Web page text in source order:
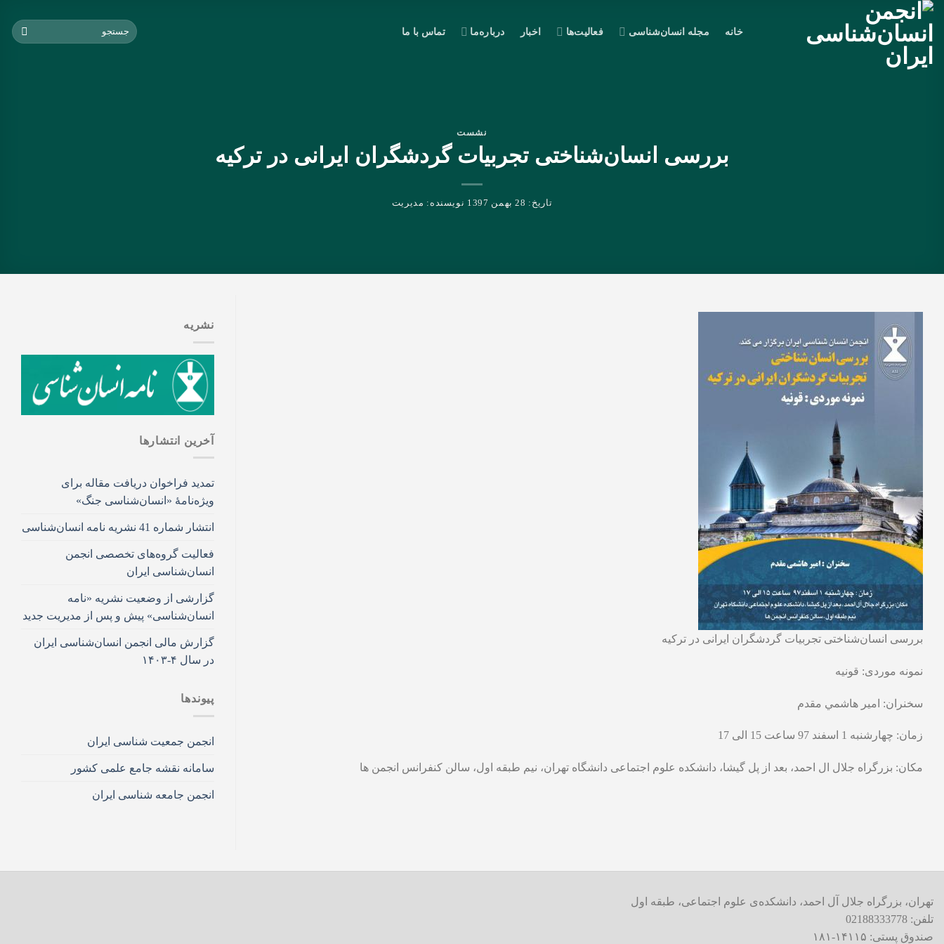
Skip
content
خانه مجله انسان‌شناسی فعالیت‌ها اخبار درباره‌ما تماس با ما
نشست
بررسی انسان‌شناختی تجربیات گردشگران ایرانی در ترکیه
تاریخ: 28 بهمن 1397 نویسنده: مدیریت
بررسی انسان‌شناختی تجربیات گردشگران ایرانی در ترکیه
نمونه موردی: قونیه
سخنران: امير هاشمي مقدم
زمان: چهارشنبه 1 اسفند 97 ساعت 15 الی 17
مکان: بزرگراه جلال ال احمد، بعد از پل گیشا، دانشکده علوم اجتماعی دانشگاه تهران، نیم طبقه اول، سالن کنفرانس انجمن ها
نشریه
آخرین انتشار‌ها
تمدید فراخوان دریافت مقاله برای
ویژه‌نامۀ «انسان‌شناسی جنگ»
انتشار شماره 41 نشریه نامه انسان‌شناسی
فعالیت گروه‌های تخصصی انجمن
انسان‌شناسی ایران
گزارشی از وضعیت نشریه «نامه
انسان‌شناسی» پیش و پس از مدیریت جدید
گزارش مالی انجمن انسان‌شناسی ایران
در سال ۴-۱۴۰۳
پیوندها
انجمن جمعیت شناسی ایران
سامانه نقشه جامع علمی کشور
انجمن جامعه شناسی ایران
تهران، بزرگراه جلال آل احمد، دانشکده‌ی علوم اجتماعی، طبقه اول
تلفن: 02188333778
صندوق پستی: ۱۴۱۱۵-۱۸۱